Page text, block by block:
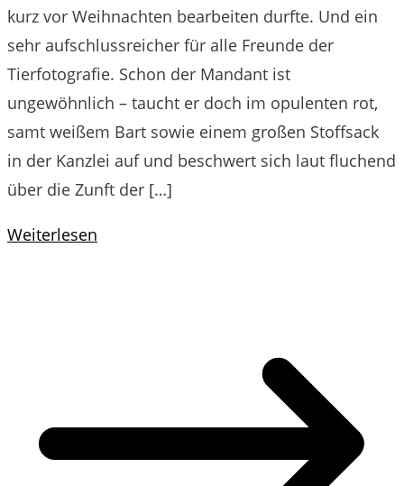
kurz vor Weihnachten bearbeiten durfte. Und ein
sehr aufschlussreicher für alle Freunde der
Tierfotografie. Schon der Mandant ist
ungewöhnlich – taucht er doch im opulenten rot,
samt weißem Bart sowie einem großen Stoffsack
in der Kanzlei auf und beschwert sich laut fluchend
über die Zunft der […]
Weiterlesen